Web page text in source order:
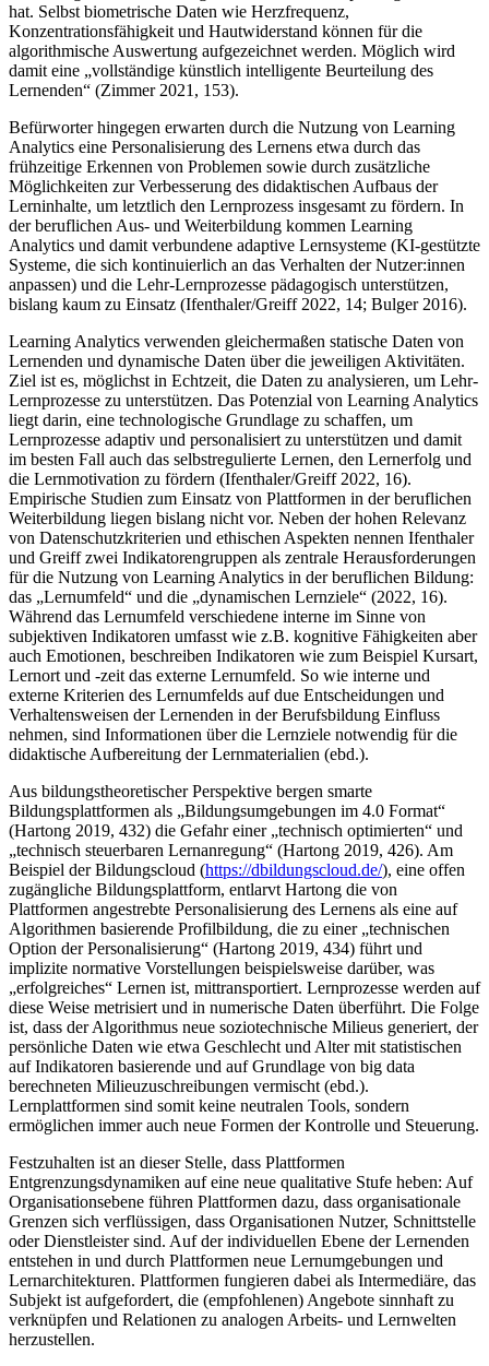
hat. Selbst biometrische Daten wie Herzfrequenz,
Konzentrationsfähigkeit und Hautwiderstand können für die
algorithmische Auswertung aufgezeichnet werden. Möglich wird
damit eine „vollständige künstlich intelligente Beurteilung des
Lernenden“ (Zimmer 2021, 153).
Befürworter hingegen erwarten durch die Nutzung von Learning
Analytics eine Personalisierung des Lernens etwa durch das
frühzeitige Erkennen von Problemen sowie durch zusätzliche
Möglichkeiten zur Verbesserung des didaktischen Aufbaus der
Lerninhalte, um letztlich den Lernprozess insgesamt zu fördern. In
der beruflichen Aus- und Weiterbildung kommen Learning
Analytics und damit verbundene adaptive Lernsysteme (KI-gestützte
Systeme, die sich kontinuierlich an das Verhalten der Nutzer:innen
anpassen) und die Lehr-Lernprozesse pädagogisch unterstützen,
bislang kaum zu Einsatz (Ifenthaler/Greiff 2022, 14; Bulger 2016).
Learning Analytics verwenden gleichermaßen statische Daten von
Lernenden und dynamische Daten über die jeweiligen Aktivitäten.
Ziel ist es, möglichst in Echtzeit, die Daten zu analysieren, um Lehr-
Lernprozesse zu unterstützen. Das Potenzial von Learning Analytics
liegt darin, eine technologische Grundlage zu schaffen, um
Lernprozesse adaptiv und personalisiert zu unterstützen und damit
im besten Fall auch das selbstregulierte Lernen, den Lernerfolg und
die Lernmotivation zu fördern (Ifenthaler/Greiff 2022, 16).
Empirische Studien zum Einsatz von Plattformen in der beruflichen
Weiterbildung liegen bislang nicht vor. Neben der hohen Relevanz
von Datenschutzkriterien und ethischen Aspekten nennen Ifenthaler
und Greiff zwei Indikatorengruppen als zentrale Herausforderungen
für die Nutzung von Learning Analytics in der beruflichen Bildung:
das „Lernumfeld“ und die „dynamischen Lernziele“ (2022, 16).
Während das Lernumfeld verschiedene interne im Sinne von
subjektiven Indikatoren umfasst wie z.B. kognitive Fähigkeiten aber
auch Emotionen, beschreiben Indikatoren wie zum Beispiel Kursart,
Lernort und -zeit das externe Lernumfeld. So wie interne und
externe Kriterien des Lernumfelds auf due Entscheidungen und
Verhaltensweisen der Lernenden in der Berufsbildung Einfluss
nehmen, sind Informationen über die Lernziele notwendig für die
didaktische Aufbereitung der Lernmaterialien (ebd.).
Aus bildungstheoretischer Perspektive bergen smarte
Bildungsplattformen als „Bildungsumgebungen im 4.0 Format“
(Hartong 2019, 432) die Gefahr einer „technisch optimierten“ und
„technisch steuerbaren Lernanregung“ (Hartong 2019, 426). Am
Beispiel der Bildungscloud (https://dbildungscloud.de/), eine offen
zugängliche Bildungsplattform, entlarvt Hartong die von
Plattformen angestrebte Personalisierung des Lernens als eine auf
Algorithmen basierende Profilbildung, die zu einer „technischen
Option der Personalisierung“ (Hartong 2019, 434) führt und
implizite normative Vorstellungen beispielsweise darüber, was
„erfolgreiches“ Lernen ist, mittransportiert. Lernprozesse werden auf
diese Weise metrisiert und in numerische Daten überführt. Die Folge
ist, dass der Algorithmus neue soziotechnische Milieus generiert, der
persönliche Daten wie etwa Geschlecht und Alter mit statistischen
auf Indikatoren basierende und auf Grundlage von big data
berechneten Milieuzuschreibungen vermischt (ebd.).
Lernplattformen sind somit keine neutralen Tools, sondern
ermöglichen immer auch neue Formen der Kontrolle und Steuerung.
Festzuhalten ist an dieser Stelle, dass Plattformen
Entgrenzungsdynamiken auf eine neue qualitative Stufe heben: Auf
Organisationsebene führen Plattformen dazu, dass organisationale
Grenzen sich verflüssigen, dass Organisationen Nutzer, Schnittstelle
oder Dienstleister sind. Auf der individuellen Ebene der Lernenden
entstehen in und durch Plattformen neue Lernumgebungen und
Lernarchitekturen. Plattformen fungieren dabei als Intermediäre, das
Subjekt ist aufgefordert, die (empfohlenen) Angebote sinnhaft zu
verknüpfen und Relationen zu analogen Arbeits- und Lernwelten
herzustellen.